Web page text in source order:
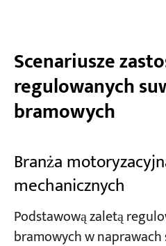
Scenariusze
regulowanych
bramowych
Branża
mechanicznych
Podstawową zaletą
bramowych w